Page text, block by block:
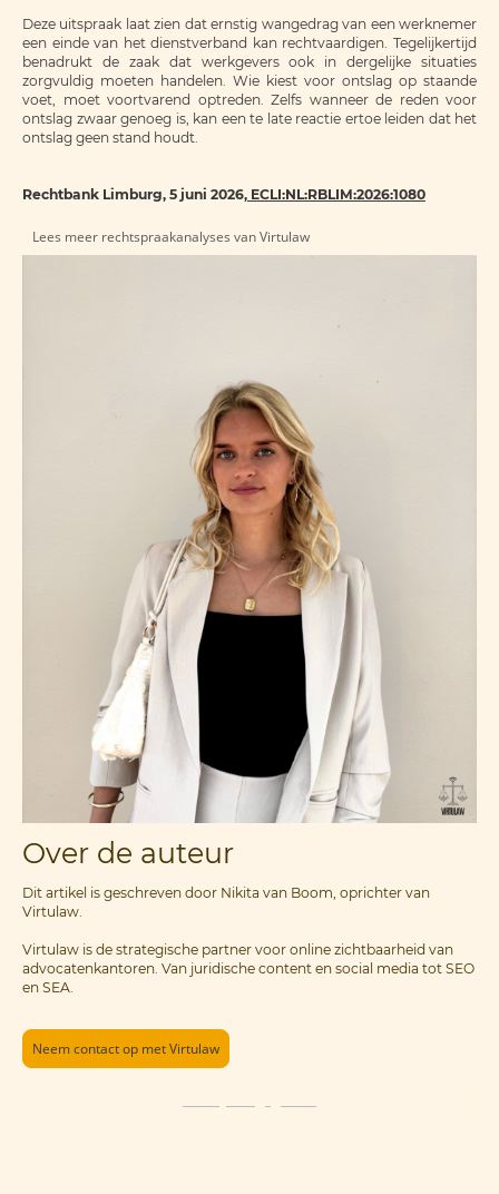
Deze uitspraak laat zien dat ernstig wangedrag van een werknemer
een einde van het dienstverband kan rechtvaardigen. Tegelijkertijd
benadrukt de zaak dat werkgevers ook in dergelijke situaties
zorgvuldig moeten handelen. Wie kiest voor ontslag op staande
voet, moet voortvarend optreden. Zelfs wanneer de reden voor
ontslag zwaar genoeg is, kan een te late reactie ertoe leiden dat het
ontslag geen stand houdt.
Rechtbank Limburg, 5 juni 2026, ECLI:NL:RBLIM:2026:1080
Lees meer rechtspraakanalyses van Virtulaw
Over de auteur
Dit artikel is geschreven door Nikita van Boom, oprichter van
Virtulaw.
Virtulaw is de strategische partner voor online zichtbaarheid van
advocatenkantoren. Van juridische content en social media tot SEO
en SEA.
Neem contact op met Virtulaw